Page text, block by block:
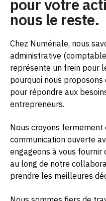
pour votre
nous le reste.
Chez Numériale, nous
administrative
représente un frein pour
pourquoi nous
pour répondre aux
entrepreneurs.
Nous croyons
communication ouverte
engageons à vous
au long de notre
prendre les meilleures